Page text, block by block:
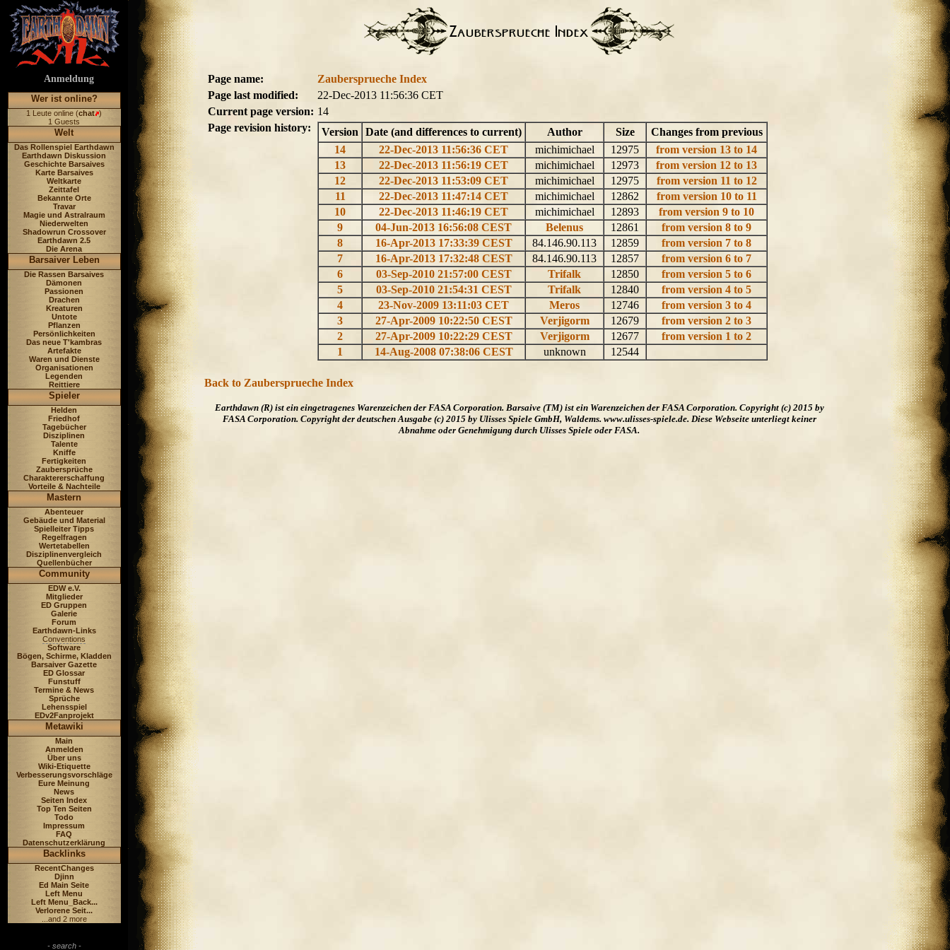
Anmeldung
Wer ist online?
1 Leute online (chat )
1 Guests
Welt
Das Rollenspiel Earthdawn
Earthdawn Diskussion
Geschichte Barsaives
Karte Barsaives
Weltkarte
Zeittafel
Bekannte Orte
Travar
Magie und Astralraum
Niederwelten
Shadowrun Crossover
Earthdawn 2.5
Die Arena
Barsaiver Leben
Die Rassen Barsaives
Dämonen
Passionen
Drachen
Kreaturen
Untote
Pflanzen
Persönlichkeiten
Das neue T'kambras
Artefakte
Waren und Dienste
Organisationen
Legenden
Reittiere
Spieler
Helden
Friedhof
Tagebücher
Disziplinen
Talente
Kniffe
Fertigkeiten
Zaubersprüche
Charaktererschaffung
Vorteile & Nachteile
Mastern
Abenteuer
Gebäude und Material
Spielleiter Tipps
Regelfragen
Wertetabellen
Disziplinenvergleich
Quellenbücher
Community
EDW e.V.
Mitglieder
ED Gruppen
Galerie
Forum
Earthdawn-Links
Conventions
Software
Bögen, Schirme, Kladden
Barsaiver Gazette
ED Glossar
Funstuff
Termine & News
Sprüche
Lehensspiel
EDv2Fanprojekt
Metawiki
Main
Anmelden
Über uns
Wiki-Etiquette
Verbesserungsvorschläge
Eure Meinung
News
Seiten Index
Top Ten Seiten
Todo
Impressum
FAQ
Datenschutzerklärung
Backlinks
RecentChanges
Djinn
Ed Main Seite
Left Menu
Left Menu_Back...
Verlorene Seit...
...and 2 more
- search -
Page name:
Zaubersprueche Index
Page last modified:
22-Dec-2013 11:56:36 CET
Current page version: 14
Page revision history:
Version Date (and differences to current) Author Size
Changes from previous
14
22-Dec-2013 11:56:36 CET michimichael 12975
from version 13 to 14
13
22-Dec-2013 11:56:19 CET michimichael 12973
from version 12 to 13
12
22-Dec-2013 11:53:09 CET michimichael 12975
from version 11 to 12
11
22-Dec-2013 11:47:14 CET michimichael 12862
from version 10 to 11
10
22-Dec-2013 11:46:19 CET michimichael 12893
from version 9 to 10
9
04-Jun-2013 16:56:08 CEST Belenus 12861
from version 8 to 9
8
16-Apr-2013 17:33:39 CEST 84.146.90.113 12859
from version 7 to 8
7
16-Apr-2013 17:32:48 CEST 84.146.90.113 12857
from version 6 to 7
6
03-Sep-2010 21:57:00 CEST Trifalk 12850
from version 5 to 6
5
03-Sep-2010 21:54:31 CEST Trifalk 12840
from version 4 to 5
4
23-Nov-2009 13:11:03 CET Meros 12746
from version 3 to 4
3
27-Apr-2009 10:22:50 CEST Verjigorm 12679
from version 2 to 3
2
27-Apr-2009 10:22:29 CEST Verjigorm 12677
from version 1 to 2
1
14-Aug-2008 07:38:06 CEST unknown 12544
Back to Zaubersprueche Index
Earthdawn (R) ist ein eingetragenes Warenzeichen der FASA Corporation. Barsaive (TM) ist ein Warenzeichen der FASA Corporation. Copyright (c) 2015 by
FASA Corporation. Copyright der deutschen Ausgabe (c) 2015 by Ulisses Spiele GmbH, Waldems. www.ulisses-spiele.de. Diese Webseite unterliegt keiner
Abnahme oder Genehmigung durch Ulisses Spiele oder FASA.